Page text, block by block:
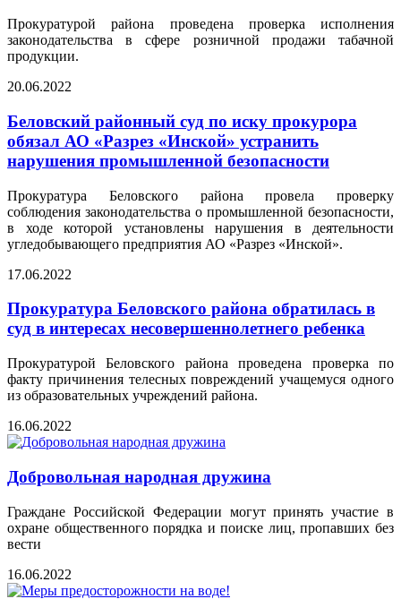
Прокуратурой района проведена проверка исполнения
законодательства в сфере розничной продажи табачной
продукции.
20.06.2022
Беловский районный суд по иску прокурора
обязал АО «Разрез «Инской» устранить
нарушения промышленной безопасности
Прокуратура Беловского района провела проверку
соблюдения законодательства о промышленной безопасности,
в ходе которой установлены нарушения в деятельности
угледобывающего предприятия АО «Разрез «Инской».
17.06.2022
Прокуратура Беловского района обратилась в
суд в интересах несовершеннолетнего ребенка
Прокуратурой Беловского района проведена проверка по
факту причинения телесных повреждений учащемуся одного
из образовательных учреждений района.
16.06.2022
Добровольная народная дружина
Граждане Российской Федерации могут принять участие в
охране общественного порядка и поиске лиц, пропавших без
вести
16.06.2022